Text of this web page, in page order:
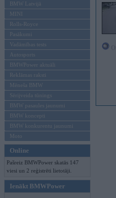
BMW Latvijā
MINI
Rolls-Royce
Pasākumi
Vadāmības tests
Autosports
BMWPower aktuāli
Reklāmas raksti
Mēneša BMW
Sērijveida tūnings
BMW pasaules jaunumi
BMW koncepti
BMW konkurentu jaunumi
Moto
Online
Pašreiz BMWPower skatās 147
viesi un 2 reģistrēti lietotāji.
Ienākt BMWPower